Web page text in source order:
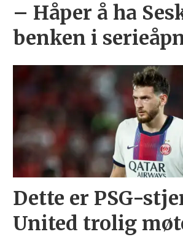
– Håper å ha
benken i
Dette er PSG-
United trolig